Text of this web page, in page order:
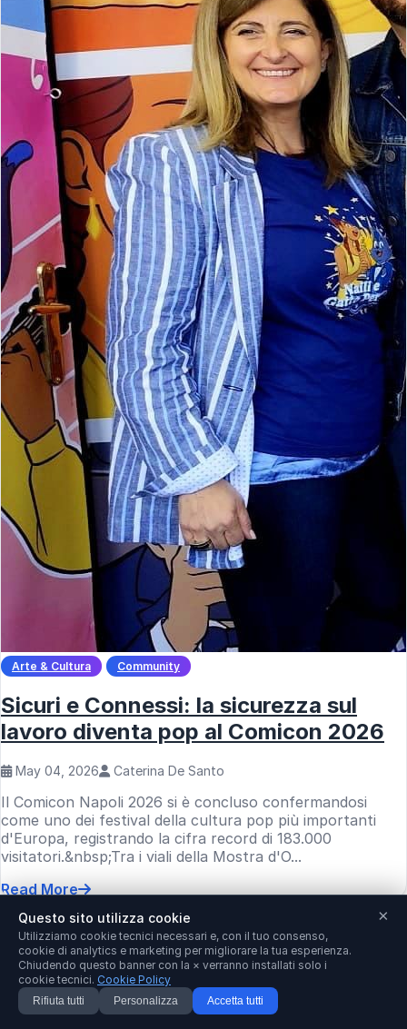
Arte & Cultura Community
Sicuri e Connessi: la sicurezza sul
lavoro diventa pop al Comicon 2026
May 04, 2026 Caterina De Santo
Il Comicon Napoli 2026 si è concluso confermandosi
come uno dei festival della cultura pop più importanti
d'Europa, registrando la cifra record di 183.000
visitatori.&nbsp;Tra i viali della Mostra d'O...
Read More
« PreviousNext »
Showing1to10of420results
×
Questo sito utilizza cookie
Utilizziamo cookie tecnici necessari e, con il tuo consenso,
cookie di analytics e marketing per migliorare la tua esperienza.
Chiudendo questo banner con la × verranno installati solo i
cookie tecnici. Cookie Policy
Rifiuta tutti Personalizza Accetta tutti